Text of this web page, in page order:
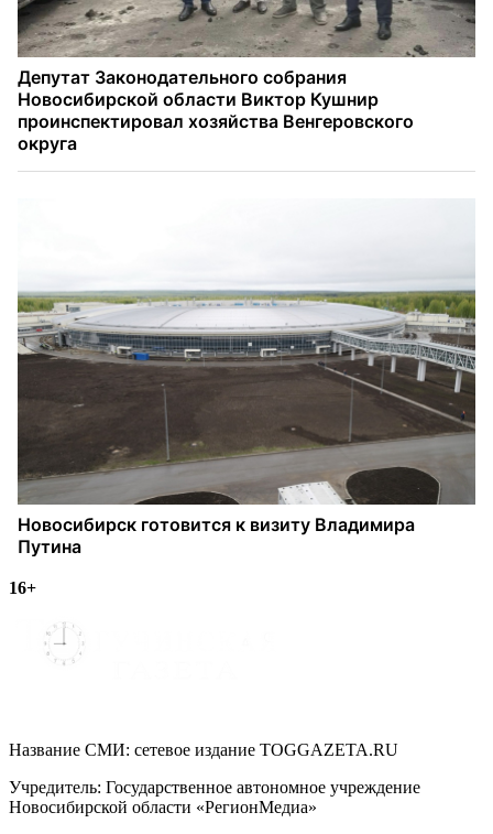
16+
Название СМИ: cетевое издание TOGGAZETA.RU
Учредитель: Государственное автономное учреждение
Новосибирской области «РегионМедиа»